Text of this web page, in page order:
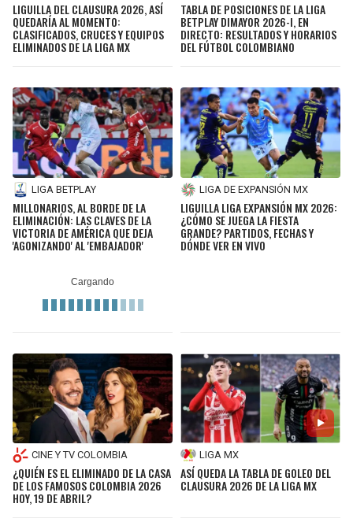
LIGUILLA DEL CLAUSURA 2026, ASÍ
QUEDARÍA AL MOMENTO:
CLASIFICADOS, CRUCES Y EQUIPOS
ELIMINADOS DE LA LIGA MX
TABLA DE POSICIONES DE LA LIGA
BETPLAY DIMAYOR 2026-I, EN
DIRECTO: RESULTADOS Y HORARIOS
DEL FÚTBOL COLOMBIANO
LIGA BETPLAY
MILLONARIOS, AL BORDE DE LA
ELIMINACIÓN: LAS CLAVES DE LA
VICTORIA DE AMÉRICA QUE DEJA
'AGONIZANDO' AL 'EMBAJADOR'
LIGA DE EXPANSIÓN MX
LIGUILLA LIGA EXPANSIÓN MX 2026:
¿CÓMO SE JUEGA LA FIESTA
GRANDE? PARTIDOS, FECHAS Y
DÓNDE VER EN VIVO
CINE Y TV COLOMBIA
¿QUIÉN ES EL ELIMINADO DE LA CASA
DE LOS FAMOSOS COLOMBIA 2026
HOY, 19 DE ABRIL?
LIGA MX
ASÍ QUEDA LA TABLA DE GOLEO DEL
CLAUSURA 2026 DE LA LIGA MX